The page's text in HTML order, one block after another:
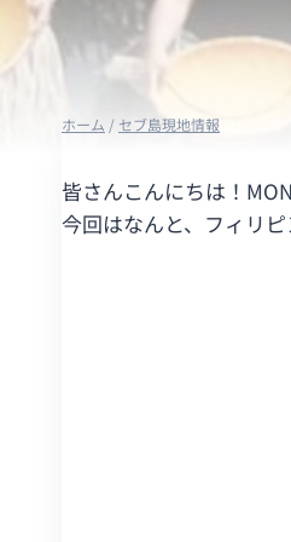
ホーム / セブ島現地情報
皆さんこんにちは！
今回はなんと、フィリ